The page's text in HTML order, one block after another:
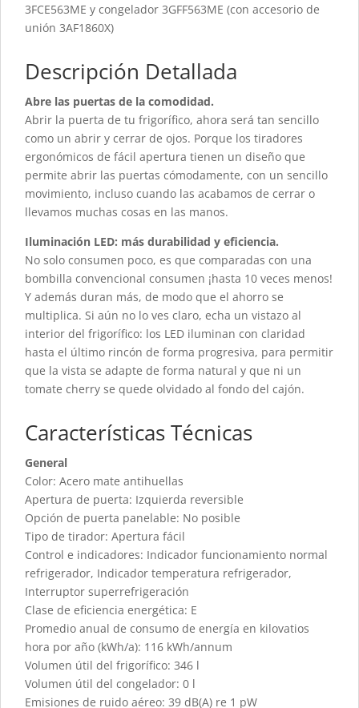
3FCE563ME y congelador 3GFF563ME (con accesorio de
unión 3AF1860X)
Descripción Detallada
Abre las puertas de la comodidad.
Abrir la puerta de tu frigorífico, ahora será tan sencillo
como un abrir y cerrar de ojos. Porque los tiradores
ergonómicos de fácil apertura tienen un diseño que
permite abrir las puertas cómodamente, con un sencillo
movimiento, incluso cuando las acabamos de cerrar o
llevamos muchas cosas en las manos.
Iluminación LED: más durabilidad y eficiencia.
No solo consumen poco, es que comparadas con una
bombilla convencional consumen ¡hasta 10 veces menos!
Y además duran más, de modo que el ahorro se
multiplica. Si aún no lo ves claro, echa un vistazo al
interior del frigorífico: los LED iluminan con claridad
hasta el último rincón de forma progresiva, para permitir
que la vista se adapte de forma natural y que ni un
tomate cherry se quede olvidado al fondo del cajón.
Características Técnicas
General
Color: Acero mate antihuellas
Apertura de puerta: Izquierda reversible
Opción de puerta panelable: No posible
Tipo de tirador: Apertura fácil
Control e indicadores: Indicador funcionamiento normal
refrigerador, Indicador temperatura refrigerador,
Interruptor superrefrigeración
Clase de eficiencia energética: E
Promedio anual de consumo de energía en kilovatios
hora por año (kWh/a): 116 kWh/annum
Volumen útil del frigorífico: 346 l
Volumen útil del congelador: 0 l
Emisiones de ruido aéreo: 39 dB(A) re 1 pW